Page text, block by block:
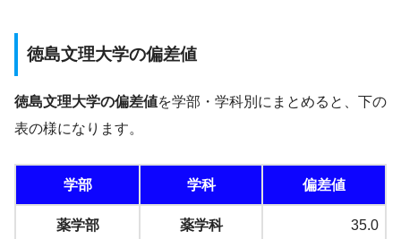
徳島文理大学の偏差値
徳島文理大学の偏差値を学部・学科別にまとめると、下の
表の様になります。
学部 学科 偏差値
薬学部 薬学科 35.0